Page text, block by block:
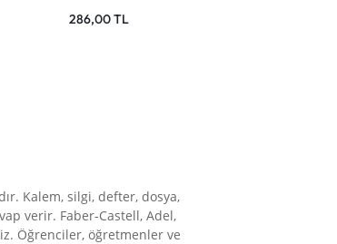
286,00TL
Kalem, silgi, defter, dosya,
verir. Faber-Castell, Adel,
Öğrenciler, öğretmenler ve